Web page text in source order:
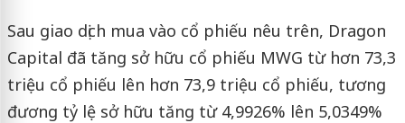
Sau giao dịch mua vào cổ phiếu nêu trên, Dragon
Capital đã tăng sở hữu cổ phiếu MWG từ hơn 73,3
triệu cổ phiếu lên hơn 73,9 triệu cổ phiếu, tương
đương tỷ lệ sở hữu tăng từ 4,9926% lên 5,0349%